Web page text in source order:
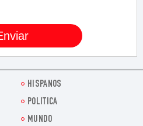
HISPANOS
POLITICA
MUNDO